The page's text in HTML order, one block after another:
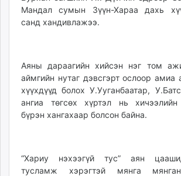
tumen.mn
shuum.mn
mass.mn
assa.mn
toim.mn
unread.today
Мандал сумын Зүүн-Хараа дахь
санд хандивлажээ.
Аяны дараагийн хийсэн нэг том
аймгийн нутаг дэвсгэрт ослоор амиа
хүүхдүүд болох У.Ууганбаатар,
ангиа төгсөх хүртэл нь хичээлийн
бүрэн хангахаар болсон байна.
“Хариу нэхээгүй тус” аян
тусламж хэрэгтэй мянга мянган